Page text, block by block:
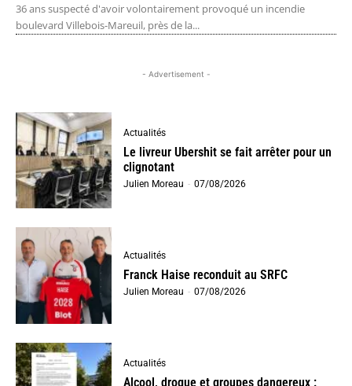
36 ans suspecté d'avoir volontairement provoqué un incendie
boulevard Villebois-Mareuil, près de la...
- Advertisement -
Actualités
Le livreur Ubershit se fait arrêter pour un
clignotant
Julien Moreau - 07/08/2026
Actualités
Franck Haise reconduit au SRFC
Julien Moreau - 07/08/2026
Actualités
Alcool, drogue et groupes dangereux :